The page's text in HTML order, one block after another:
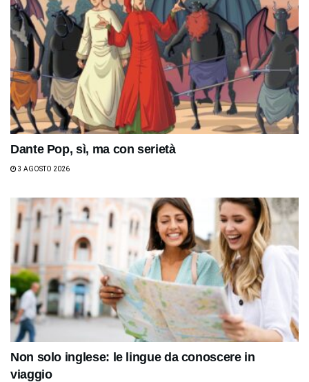
Dante Pop, sì, ma con serietà
3 AGOSTO 2026
Non solo inglese: le lingue da conoscere in
viaggio